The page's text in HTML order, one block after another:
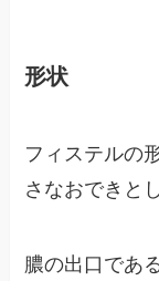
形状
フィステルの
さなおできと
膿の出口であ